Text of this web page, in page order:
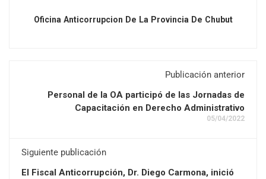
Oficina Anticorrupcion De La Provincia De Chubut
Publicación anterior
Personal de la OA participó de las Jornadas de
Capacitación en Derecho Administrativo
05/04/2022
Siguiente publicación
El Fiscal Anticorrupción, Dr. Diego Carmona, inició